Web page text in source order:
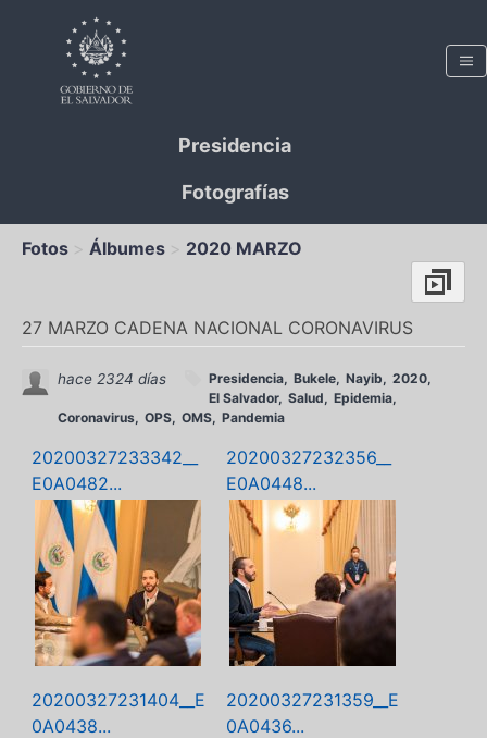
Presidencia
Fotografías
Fotos Álbumes 2020 MARZO
27 MARZO CADENA NACIONAL CORONAVIRUS
hace 2324 días Presidencia Bukele Nayib
2020
El Salvador Salud
Epidemia
Coronavirus OPS OMS Pandemia
20200327233342__
E0A0482...
20200327232356__
E0A0448...
20200327231404__E
0A0438...
20200327231359__E
0A0436...